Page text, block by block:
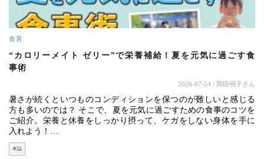
食育
“カロリーメイト ゼリー”で栄養補給！夏を元気に過ごす食
事術
2026-07-24 / 岡田明子さん
暑さが続くといつものコンディションを保つのが難しいと感じる
方も多いのでは？ そこで、夏を元気に過ごすための食事のコツを
ご紹介。栄養と休養をしっかり摂って、ケガをしない身体を手に
入れよう！…
本誌